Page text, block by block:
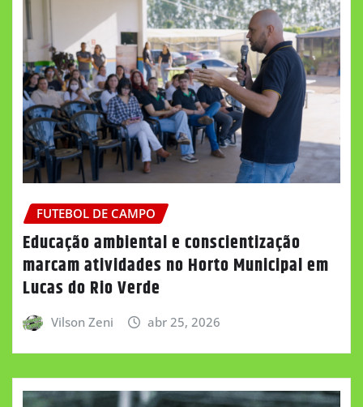
FUTEBOL DE CAMPO
Educação ambiental e conscientização
marcam atividades no Horto Municipal em
Lucas do Rio Verde
Vilson Zeni abr 25, 2026